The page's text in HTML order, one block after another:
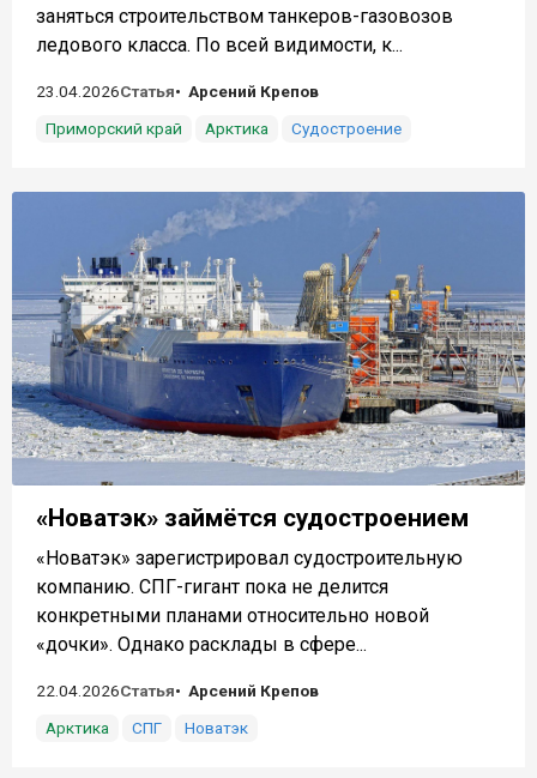
заняться строительством танкеров-газовозов
ледового класса. По всей видимости, к...
23.04.2026Статья
Арсений Крепов
Приморский край
Арктика Судостроение
«Новатэк» займётся судостроением
«Новатэк» зарегистрировал судостроительную
компанию. СПГ-гигант пока не делится
конкретными планами относительно новой
«дочки». Однако расклады в сфере...
22.04.2026Статья
Арсений Крепов
Арктика
СПГ Новатэк